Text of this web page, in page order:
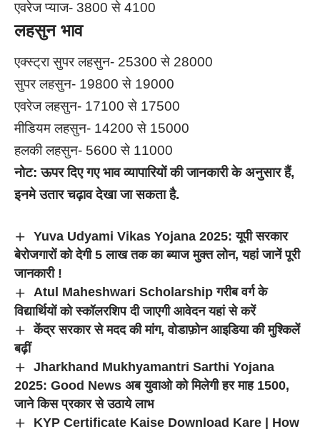
एवरेज प्याज- 3800 से 4100
लहसुन भाव
एक्स्ट्रा सुपर लहसुन- 25300 से 28000
सुपर लहसुन- 19800 से 19000
एवरेज लहसुन- 17100 से 17500
मीडियम लहसुन- 14200 से 15000
हलकी लहसुन- 5600 से 11000
नोट: ऊपर दिए गए भाव व्यापारियों की जानकारी के अनुसार हैं,
इनमे उतार चढ़ाव देखा जा सकता है.
Yuva Udyami Vikas Yojana 2025: यूपी सरकार
बेरोजगारों को देगी 5 लाख तक का ब्याज मुक्त लोन, यहां जानें पूरी
जानकारी !
Atul Maheshwari Scholarship गरीब वर्ग के
विद्यार्थियों को स्कॉलरशिप दी जाएगी आवेदन यहां से करें
केंद्र सरकार से मदद की मांग, वोडाफ़ोन आइडिया की मुश्किलें
बढ़ीं
Jharkhand Mukhyamantri Sarthi Yojana
2025: Good News अब युवाओ को मिलेगी हर माह 1500,
जाने किस प्रकार से उठाये लाभ
KYP Certificate Kaise Download Kare | How